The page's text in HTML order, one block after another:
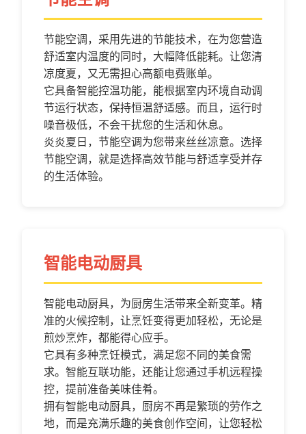
节能空调，采用先进的节能技术，在为您营造
舒适室内温度的同时，大幅降低能耗。让您清
凉度夏，又无需担心高额电费账单。
它具备智能控温功能，能根据室内环境自动调
节运行状态，保持恒温舒适感。而且，运行时
噪音极低，不会干扰您的生活和休息。
炎炎夏日，节能空调为您带来丝丝凉意。选择
节能空调，就是选择高效节能与舒适享受并存
的生活体验。
智能电动厨具
智能电动厨具，为厨房生活带来全新变革。精
准的火候控制，让烹饪变得更加轻松，无论是
煎炒烹炸，都能得心应手。
它具有多种烹饪模式，满足您不同的美食需
求。智能互联功能，还能让您通过手机远程操
控，提前准备美味佳肴。
拥有智能电动厨具，厨房不再是繁琐的劳作之
地，而是充满乐趣的美食创作空间，让您轻松